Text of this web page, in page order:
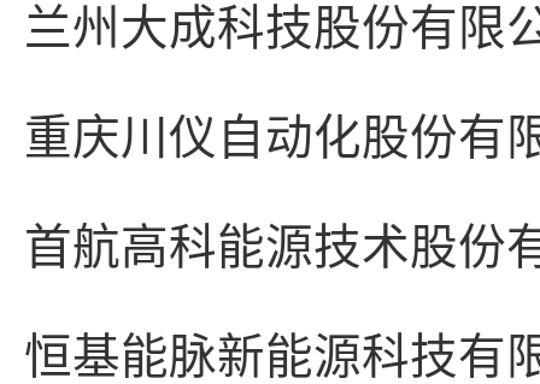
兰州大成科技股份有限
重庆川仪自动化股份有
首航高科能源技术股份
恒基能脉新能源科技有